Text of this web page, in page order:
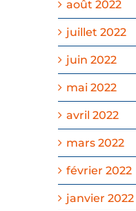
août 2022
juillet 2022
juin 2022
mai 2022
avril 2022
mars 2022
février 2022
janvier 2022